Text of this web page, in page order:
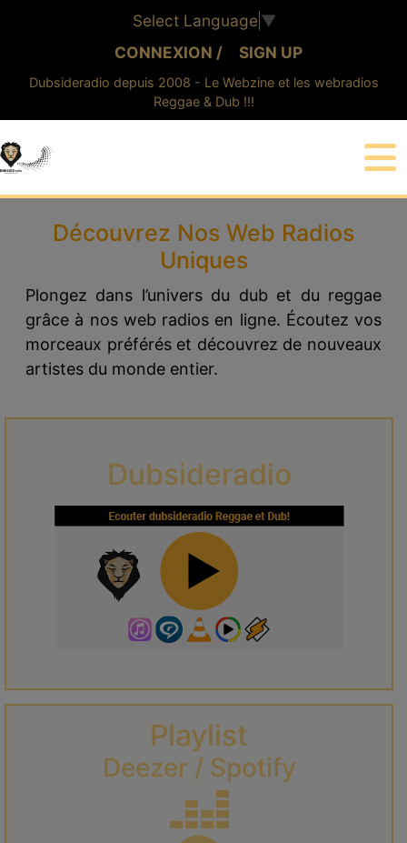
Select Language ▼
Dubsideradio depuis 2008 - Le Webzine et les webradios
Reggae & Dub !!!
CONNEXION / SIGN UP
Découvrez Nos Web Radios
Uniques
Plongez dans l’univers du dub et du reggae
grâce à nos web radios en ligne. Écoutez vos
morceaux préférés et découvrez de nouveaux
artistes du monde entier.
Dubsideradio
Playlist
Deezer / Spotify